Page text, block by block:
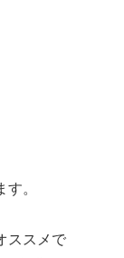
。
ススメで